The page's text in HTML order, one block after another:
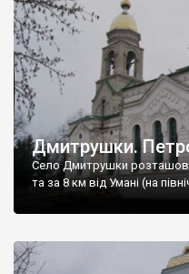
Дмитрушки.
Село Дмитрушки
та за 8 км від Умані (на